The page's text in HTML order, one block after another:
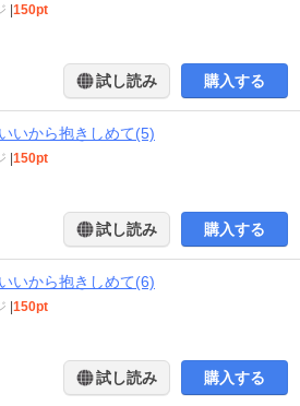
|150pt
試し読み 購入する
いから抱きしめて(5)
|150pt
試し読み 購入する
いから抱きしめて(6)
|150pt
試し読み 購入する